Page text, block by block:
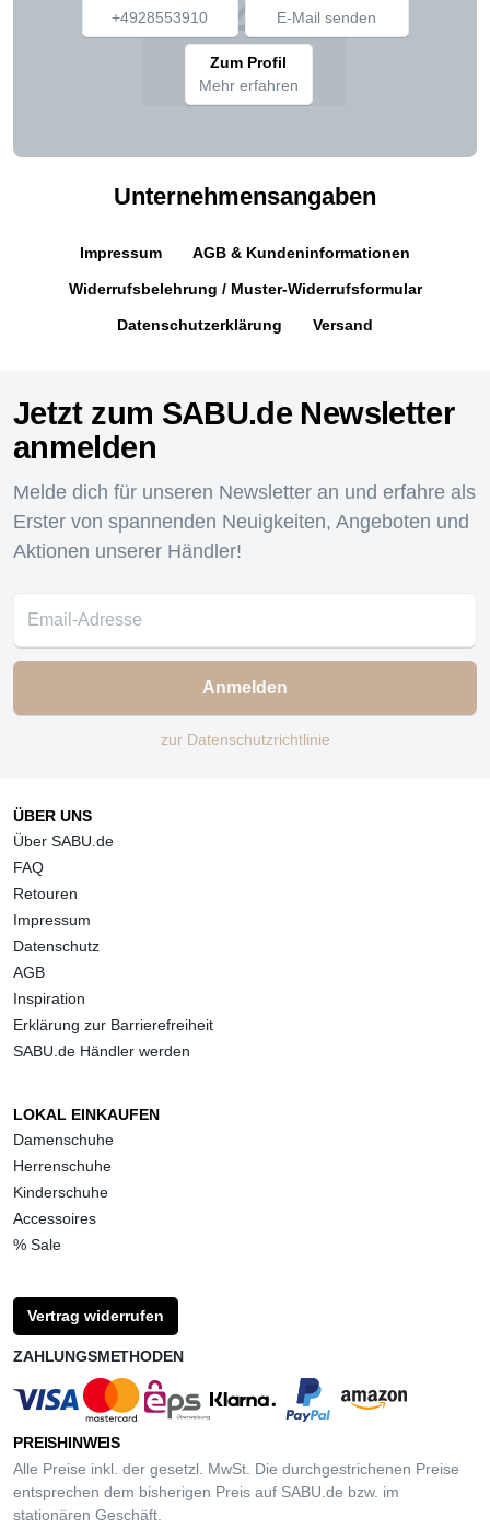
+4928553910
E-Mail senden
Zum Profil
Mehr erfahren
Unternehmensangaben
Impressum AGB & Kundeninformationen
Widerrufsbelehrung / Muster-Widerrufsformular
Datenschutzerklärung Versand
Jetzt zum SABU.de Newsletter
anmelden
Melde dich für unseren Newsletter an und erfahre als
Erster von spannenden Neuigkeiten, Angeboten und
Aktionen unserer Händler!
Anmelden
zur Datenschutzrichtlinie
ÜBER UNS
Über SABU.de
FAQ
Retouren
Impressum
Datenschutz
AGB
Inspiration
Erklärung zur Barrierefreiheit
SABU.de Händler werden
LOKAL EINKAUFEN
Damenschuhe
Herrenschuhe
Kinderschuhe
Accessoires
% Sale
Vertrag widerrufen
ZAHLUNGSMETHODEN
PREISHINWEIS
Alle Preise inkl. der gesetzl. MwSt. Die durchgestrichenen Preise
entsprechen dem bisherigen Preis auf SABU.de bzw. im
stationären Geschäft.